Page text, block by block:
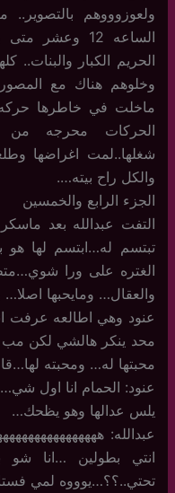
ولعوزوووهم
الساعه 12
الحريم الكبار والبنات..
وخلوهم هناك مع
ماخلت في خاطرها
الحركات محرجه من
شغلها..لمت اغراضها
والكل راح بيته….
الجزء الرابع والخمسين
التفت عبدالله بعد
تبتسم له…ابتسم لها
الغتره على ورا
والعقال… ومايحبها
عنود وهي اطالعه عرفت
محد ينكر هالشي لكن مب
محبتها له… ومحبته
عنود: الحمام انا اول
يلس عدالها وهو يظحك…
عبدالله:
انتي بطولين …انا
تحتي..؟؟…يوووه لمي